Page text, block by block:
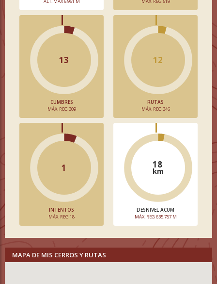
13
CUMBRES
MÁX. REG 309
12
RUTAS
MÁX. REG 346
1
INTENTOS
MÁX. REG 18
18
km
DESNIVEL ACUM
MÁX. REG 635.787 M
MAPA DE MIS CERROS Y RUTAS